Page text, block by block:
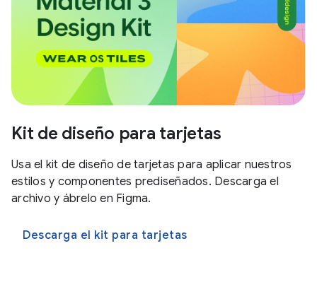
Kit de diseño para tarjetas
Usa el kit de diseño de tarjetas para aplicar nuestros
estilos y componentes prediseñados. Descarga el
archivo y ábrelo en Figma.
Descarga el kit para tarjetas